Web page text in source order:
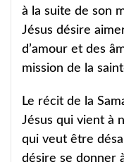
à la suite de son
Jésus désire
d’amour et des
mission de la
Le récit de la
Jésus qui vient à
qui veut être
désire se donner